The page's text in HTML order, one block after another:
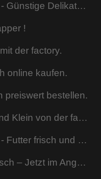
BARF-factory.de - Günstige Delikatessen.
!
der factory.
online kaufen.
preiswert bestellen.
Futter für Groß und Klein von der factory rein.
BARF-factory.de - Futter frisch und günstig.
Rindermuskelfleisch – Jetzt im Angebot.